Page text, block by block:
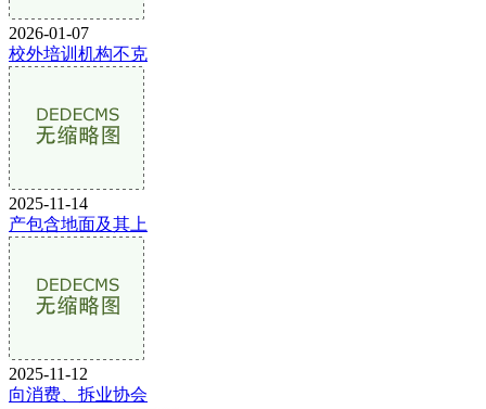
2026-01-07
校外培训机构不克
2025-11-14
产包含地面及其上
2025-11-12
向消费、拆业协会